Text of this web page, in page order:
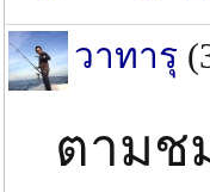
วาทารุ
ตามช